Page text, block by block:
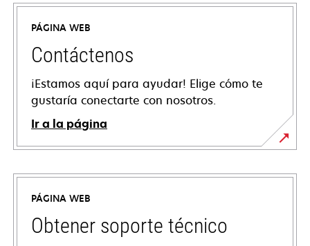
PÁGINA WEB
Contáctenos
¡Estamos aquí para ayudar! Elige cómo te
gustaría conectarte con nosotros.
Ir a la página
PÁGINA WEB
Obtener soporte técnico